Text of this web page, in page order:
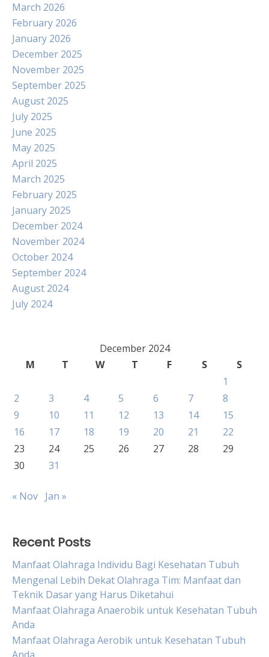
March 2026
February 2026
January 2026
December 2025
November 2025
September 2025
August 2025
July 2025
June 2025
May 2025
April 2025
March 2025
February 2025
January 2025
December 2024
November 2024
October 2024
September 2024
August 2024
July 2024
December 2024
M
T W T F S
S
1
2
3 4 5 6 7
8
9
10 11 12 13 14
15
16
17 18 19 20 21
22
23
24 25 26 27 28
29
30
31
« Nov Jan »
Recent Posts
Manfaat Olahraga Individu Bagi Kesehatan Tubuh
Mengenal Lebih Dekat Olahraga Tim: Manfaat dan
Teknik Dasar yang Harus Diketahui
Manfaat Olahraga Anaerobik untuk Kesehatan Tubuh
Anda
Manfaat Olahraga Aerobik untuk Kesehatan Tubuh